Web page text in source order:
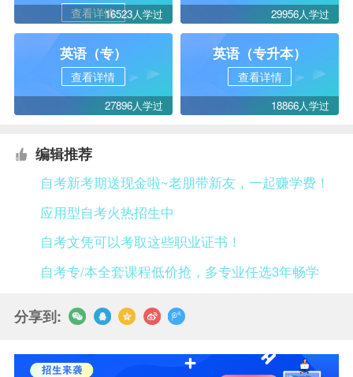
查看详情16523人学过 29956人学过
英语（专）
查看详情
27896人学过
英语（专升本）
查看详情
18866人学过
编辑推荐
自考新考期送现金啦~老朋带新友，一起赚学费！
应用型自考火热招生中
自考文凭可以考取这些职业证书！
自考专/本全套课程低价抢，多专业任选3年畅学
分享到: